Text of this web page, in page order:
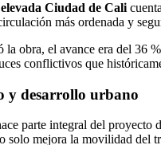
Ciudad de Cali
más ordenada y
obra, el avance era del 36
conflictivos que
y desarrollo urbano
parte integral del proyecto
solo mejora la movilidad del